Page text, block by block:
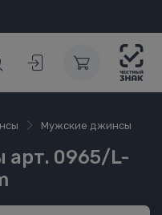
Мужские джинсы
0965/L-